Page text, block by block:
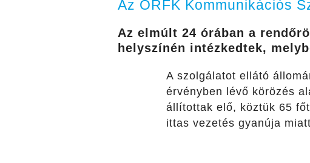
Az ORFK Kommunikációs
Az elmúlt 24 órában a
helyszínén intézkedtek,
A szolgálatot ellátó
érvényben lévő körözés
állítottak elő, köztük 65
ittas vezetés gyanúja